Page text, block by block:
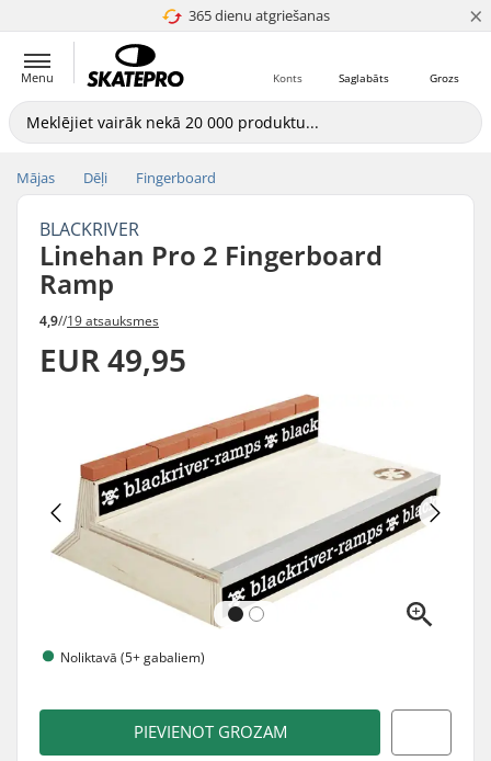
365 dienu atgriešanas
4.8 no 5 ×
Menu Grozs
Saglabāts
Konts
Mājas Dēļi Fingerboard
BLACKRIVER
Linehan Pro 2 Fingerboard
Ramp
4,9//19 atsauksmes
EUR 49,95
Noliktavā (5+ gabaliem)
PIEVIENOT GROZAM